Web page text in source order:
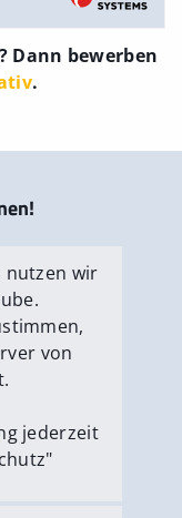
Dann bewerben
.
nutzen wir
von
jederzeit